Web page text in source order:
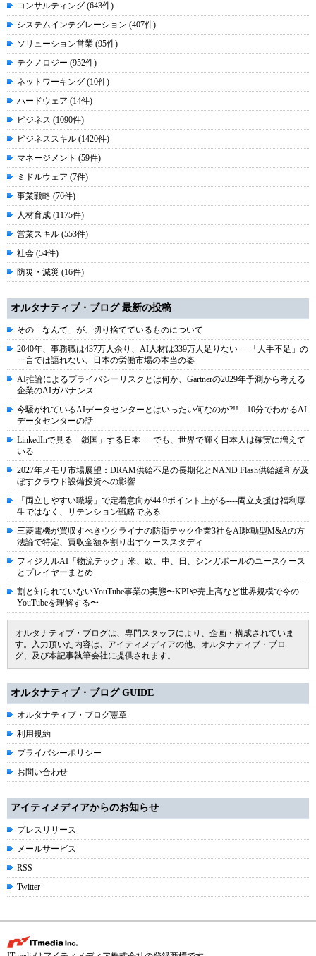
コンサルティング (643件)
システムインテグレーション (407件)
ソリューション営業 (95件)
テクノロジー (952件)
ネットワーキング (10件)
ハードウェア (14件)
ビジネス (1090件)
ビジネススキル (1420件)
マネージメント (59件)
ミドルウェア (7件)
事業戦略 (76件)
人材育成 (1175件)
営業スキル (553件)
社会 (54件)
防災・減災 (16件)
オルタナティブ・ブログ 最新の投稿
その「なんて」が、切り捨てているものについて
2040年、事務職は437万人余り、AI人材は339万人足りない----「人手不足」の
一言では語れない、日本の労働市場の本当の姿
AI推論によるプライバシーリスクとは何か、Gartnerの2029年予測から考える
企業のAIガバナンス
今騒がれているAIデータセンターとはいったい何なのか?!! 10分でわかるAI
データセンターの話
LinkedInで見る「鎖国」する日本 ― でも、世界で輝く日本人は確実に増えて
いる
2027年メモリ市場展望：DRAM供給不足の長期化とNAND Flash供給緩和が及
ぼすクラウド設備投資への影響
「両立しやすい職場」で定着意向が44.9ポイント上がる----両立支援は福利厚
生ではなく、リテンション戦略である
三菱電機が買収すべきウクライナの防衛テック企業3社をAI駆動型M&Aの方
法論で特定、買収金額を割り出すケーススタディ
フィジカルAI「物流テック」米、欧、中、日、シンガポールのユースケース
とプレイヤーまとめ
割と知られていないYouTube事業の実態〜KPIや売上高など世界規模で今の
YouTubeを理解する〜
オルタナティブ・ブログは、専門スタッフにより、企画・構成されていま
す。入力頂いた内容は、アイティメディアの他、オルタナティブ・ブロ
グ、及び本記事執筆会社に提供されます。
オルタナティブ・ブログ GUIDE
オルタナティブ・ブログ憲章
利用規約
プライバシーポリシー
お問い合わせ
アイティメディアからのお知らせ
プレスリリース
メールサービス
RSS
Twitter